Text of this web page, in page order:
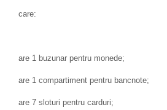
care:
are 1 buzunar pentru monede;
are 1 compartiment pentru bancnote;
are 7 sloturi pentru carduri;